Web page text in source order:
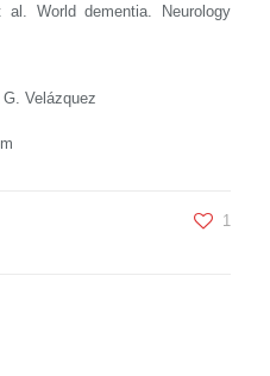
World dementia. Neurology
Velázquez
1